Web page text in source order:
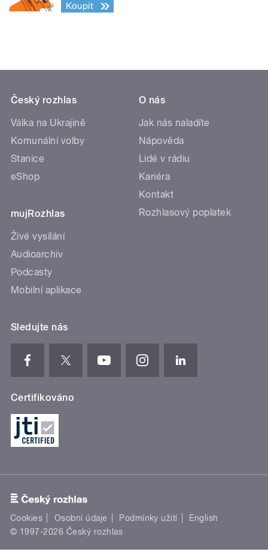
Koupit
Český rozhlas
Válka na Ukrajině
Komunální volby
Stanice
eShop
mujRozhlas
Živé vysílání
Audioarchiv
Podcasty
Mobilní aplikace
O nás
Jak nás naladíte
Nápověda
Lidé v rádiu
Kariéra
Kontakt
Rozhlasový poplatek
Sledujte nás
Certifikováno
Cookies Osobní údaje Podmínky užití
English
© 1997-2026 Český rozhlas